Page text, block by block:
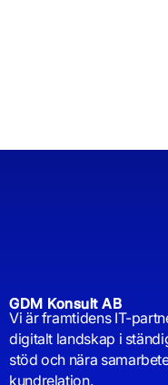
GDM Konsult AB
Vi är framtidens IT-
digitalt landskap i
stöd och nära
kundrelation.